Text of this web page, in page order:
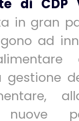
di CDP
in gran
ad